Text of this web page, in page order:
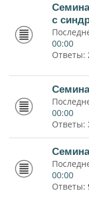
с
00:00
Ответы:
00:00
Ответы:
00:00
Ответы: